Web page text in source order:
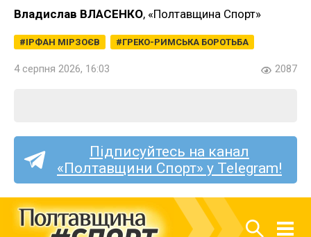
Владислав ВЛАСЕНКО, «Полтавщина Спорт»
ІРФАН МІРЗОЄВ ГРЕКО-РИМСЬКА БОРОТЬБА
4 серпня 2026, 16:03 2087
Підписуйтесь на канал
«Полтавщини Спорт» у Telegram!